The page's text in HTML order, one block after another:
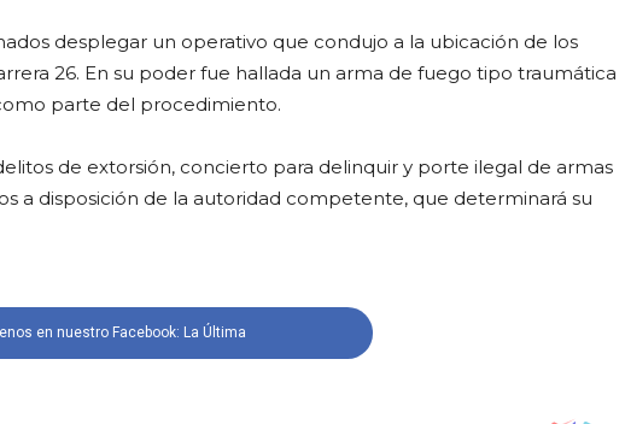
desplegar un operativo que condujo a la ubicación de los
26. En su poder fue hallada un arma de fuego tipo traumática
parte del procedimiento.
de extorsión, concierto para delinquir y porte ilegal de armas
a disposición de la autoridad competente, que determinará su
en nuestro Facebook: La Última